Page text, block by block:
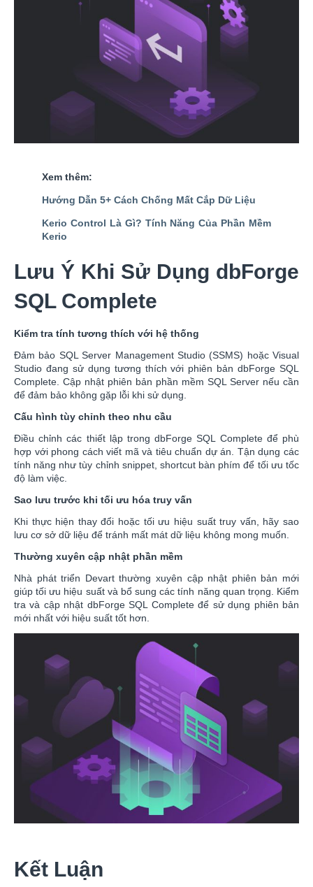
Xem thêm:
Hướng Dẫn 5+ Cách Chống Mất Cắp Dữ Liệu
Kerio Control Là Gì? Tính Năng Của Phần Mềm
Kerio
Lưu Ý Khi Sử Dụng dbForge
SQL Complete
Kiểm tra tính tương thích với hệ thống
Đảm bảo SQL Server Management Studio (SSMS) hoặc Visual
Studio đang sử dụng tương thích với phiên bản dbForge SQL
Complete. Cập nhật phiên bản phần mềm SQL Server nếu cần
để đảm bảo không gặp lỗi khi sử dụng.
Cấu hình tùy chỉnh theo nhu cầu
Điều chỉnh các thiết lập trong dbForge SQL Complete để phù
hợp với phong cách viết mã và tiêu chuẩn dự án. Tận dụng các
tính năng như tùy chỉnh snippet, shortcut bàn phím để tối ưu tốc
độ làm việc.
Sao lưu trước khi tối ưu hóa truy vấn
Khi thực hiện thay đổi hoặc tối ưu hiệu suất truy vấn, hãy sao
lưu cơ sở dữ liệu để tránh mất mát dữ liệu không mong muốn.
Thường xuyên cập nhật phần mềm
Nhà phát triển Devart thường xuyên cập nhật phiên bản mới
giúp tối ưu hiệu suất và bổ sung các tính năng quan trọng. Kiểm
tra và cập nhật dbForge SQL Complete để sử dụng phiên bản
mới nhất với hiệu suất tốt hơn.
Kết Luận